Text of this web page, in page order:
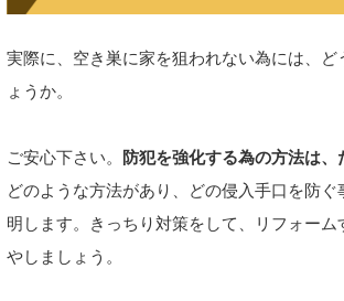
実際に、空き巣に家を狙われない為には、ど
ょうか。
ご安心下さい。
防犯を強化する為の方法は、
どのような方法があり、どの侵入手口を防ぐ
明します。きっちり対策をして、リフォーム
やしましょう。